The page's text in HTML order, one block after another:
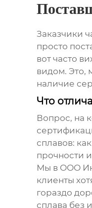
Заказчики
просто
вот часто
видом. Это,
наличие
Что
Вопрос, на
сплавов:
прочности
Мы в ООО
клиенты
гораздо
сплава без